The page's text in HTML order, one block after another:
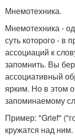
Мнемотехника.
Мнемотехника -
суть которого -
ассоциаций к
запомнить. Вы
ассоциативный
ярким. Но в этом
запоминаемому
Пример: "Grief"
кружатся над ним.